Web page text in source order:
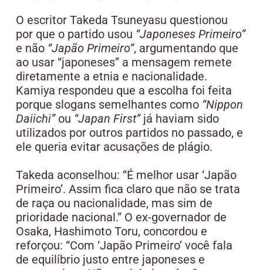
O escritor Takeda Tsuneyasu questionou
por que o partido usou “Japoneses Primeiro”
e não “Japão Primeiro”, argumentando que
ao usar “japoneses” a mensagem remete
diretamente a etnia e nacionalidade.
Kamiya respondeu que a escolha foi feita
porque slogans semelhantes como “Nippon
Daiichi”ou “Japan First”já haviam sido
utilizados por outros partidos no passado, e
ele queria evitar acusações de plágio.
Takeda aconselhou: “É melhor usar ‘Japão
Primeiro’. Assim fica claro que não se trata
de raça ou nacionalidade, mas sim de
prioridade nacional.” O ex-governador de
Osaka, Hashimoto Toru, concordou e
reforçou: “Com ‘Japão Primeiro’ você fala
de equilíbrio justo entre japoneses e